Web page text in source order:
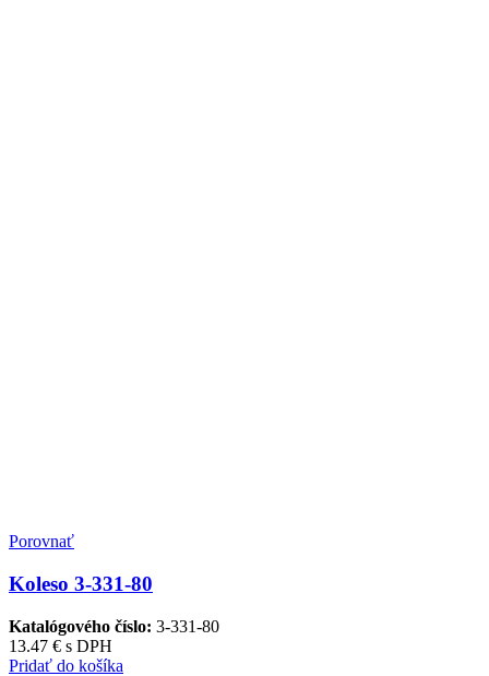
Porovnať
Koleso 3-331-80
Katalógového číslo: 3-331-80
13.47 € s DPH
Pridať do košíka